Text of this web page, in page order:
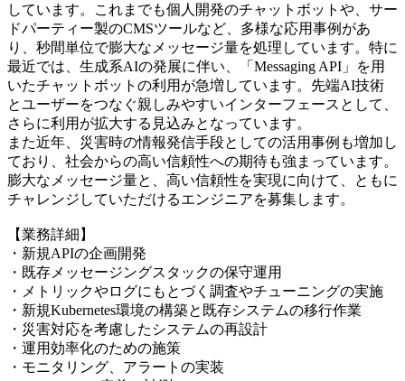
しています。これまでも個人開発のチャットボットや、サー
ドパーティー製のCMSツールなど、多様な応用事例があ
り、秒間単位で膨大なメッセージ量を処理しています。特に
最近では、生成系AIの発展に伴い、「Messaging API」を用
いたチャットボットの利用が急増しています。先端AI技術
とユーザーをつなぐ親しみやすいインターフェースとして、
さらに利用が拡大する見込みとなっています。
また近年、災害時の情報発信手段としての活用事例も増加し
ており、社会からの高い信頼性への期待も強まっています。
膨大なメッセージ量と、高い信頼性を実現に向けて、ともに
チャレンジしていただけるエンジニアを募集します。
【業務詳細】
・新規APIの企画開発
・既存メッセージングスタックの保守運用
・メトリックやログにもとづく調査やチューニングの実施
・新規Kubernetes環境の構築と既存システムの移行作業
・災害対応を考慮したシステムの再設計
・運用効率化のための施策
・モニタリング、アラートの実装